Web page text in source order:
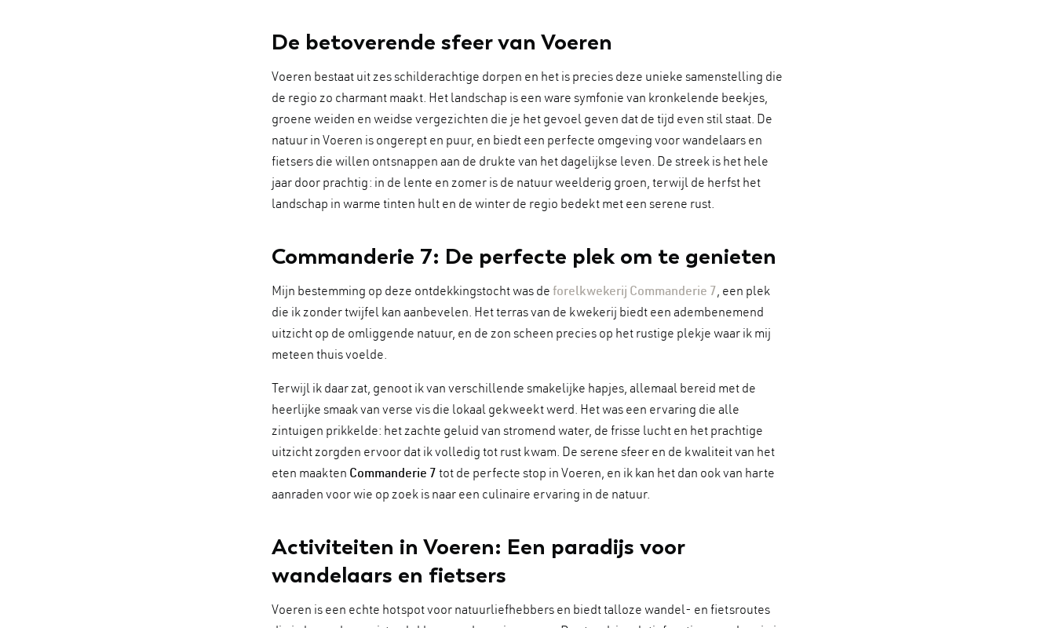
De betoverende sfeer van Voeren
Voeren bestaat uit zes schilderachtige dorpen en het is precies deze unieke samenstelling die
de regio zo charmant maakt. Het landschap is een ware symfonie van kronkelende beekjes,
groene weiden en weidse vergezichten die je het gevoel geven dat de tijd even stil staat. De
natuur in Voeren is ongerept en puur, en biedt een perfecte omgeving voor wandelaars en
fietsers die willen ontsnappen aan de drukte van het dagelijkse leven. De streek is het hele
jaar door prachtig: in de lente en zomer is de natuur weelderig groen, terwijl de herfst het
landschap in warme tinten hult en de winter de regio bedekt met een serene rust.
Commanderie 7: De perfecte plek om te genieten
Mijn bestemming op deze ontdekkingstocht was de forelkwekerij Commanderie 7, een plek
die ik zonder twijfel kan aanbevelen. Het terras van de kwekerij biedt een adembenemend
uitzicht op de omliggende natuur, en de zon scheen precies op het rustige plekje waar ik mij
meteen thuis voelde.
Terwijl ik daar zat, genoot ik van verschillende smakelijke hapjes, allemaal bereid met de
heerlijke smaak van verse vis die lokaal gekweekt werd. Het was een ervaring die alle
zintuigen prikkelde: het zachte geluid van stromend water, de frisse lucht en het prachtige
uitzicht zorgden ervoor dat ik volledig tot rust kwam. De serene sfeer en de kwaliteit van het
eten maakten Commanderie 7 tot de perfecte stop in Voeren, en ik kan het dan ook van harte
aanraden voor wie op zoek is naar een culinaire ervaring in de natuur.
Activiteiten in Voeren: Een paradijs voor
wandelaars en fietsers
Voeren is een echte hotspot voor natuurliefhebbers en biedt talloze wandel- en fietsroutes